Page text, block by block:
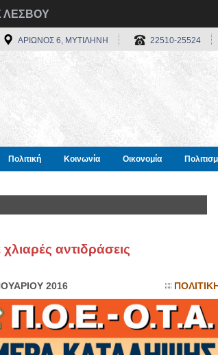
ΛΕΣΒΟΥ
ΑΡΙΩΝΟΣ 6, ΜΥΤΙΛΗΝΗ 22510-25524
Πολιτική Κοινωνία Οικονομία
αντιδράσεις
2016 ΠΟΛΙΤΙΚΗ